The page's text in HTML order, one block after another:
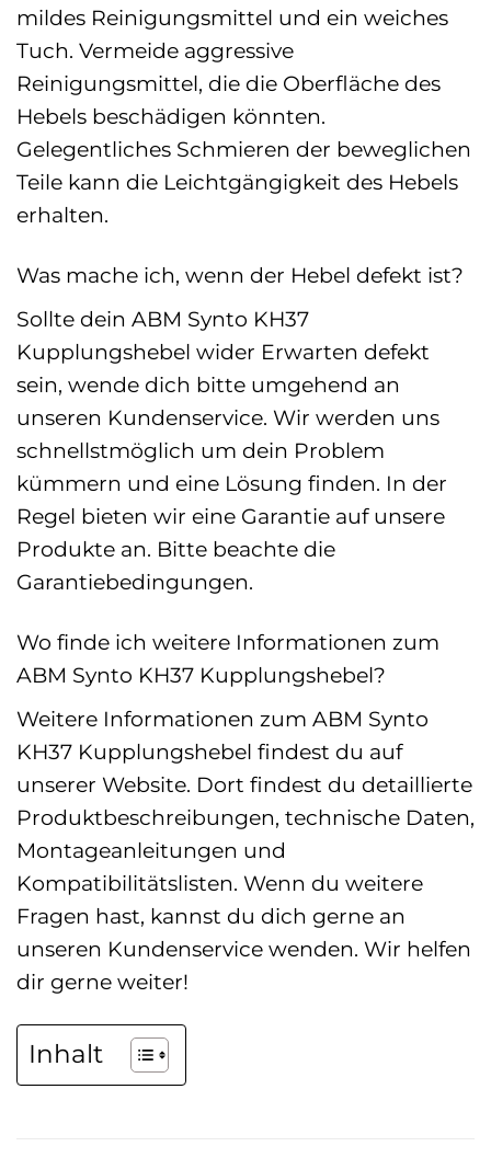
mildes Reinigungsmittel und ein weiches
Tuch. Vermeide aggressive
Reinigungsmittel, die die Oberfläche des
Hebels beschädigen könnten.
Gelegentliches Schmieren der beweglichen
Teile kann die Leichtgängigkeit des Hebels
erhalten.
Was mache ich, wenn der Hebel defekt ist?
Sollte dein ABM Synto KH37
Kupplungshebel wider Erwarten defekt
sein, wende dich bitte umgehend an
unseren Kundenservice. Wir werden uns
schnellstmöglich um dein Problem
kümmern und eine Lösung finden. In der
Regel bieten wir eine Garantie auf unsere
Produkte an. Bitte beachte die
Garantiebedingungen.
Wo finde ich weitere Informationen zum
ABM Synto KH37 Kupplungshebel?
Weitere Informationen zum ABM Synto
KH37 Kupplungshebel findest du auf
unserer Website. Dort findest du detaillierte
Produktbeschreibungen, technische Daten,
Montageanleitungen und
Kompatibilitätslisten. Wenn du weitere
Fragen hast, kannst du dich gerne an
unseren Kundenservice wenden. Wir helfen
dir gerne weiter!
Inhalt